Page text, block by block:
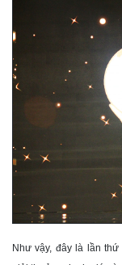
Như vậy, đây là lần